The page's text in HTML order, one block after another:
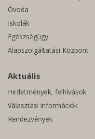
Óvoda
Iskolák
Egészségügy
Alapszolgáltatási Központ
Aktuális
Hirdetmények, felhívások
Választási információk
Rendezvények